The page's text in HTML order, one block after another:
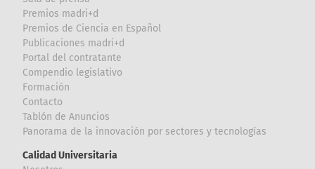
Premios madri+d
Premios de Ciencia en Español
Publicaciones madri+d
Portal del contratante
Compendio legislativo
Formación
Contacto
Tablón de Anuncios
Panorama de la innovación por sectores y tecnologías
Calidad Universitaria